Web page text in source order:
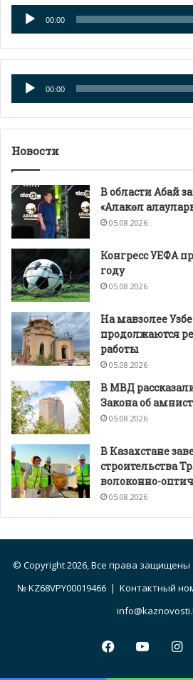
Аудиоплеер
00:00
Аудиоплеер
00:00
Новости
В области Абай
«Алакөл
05.08.2026
Конгресс УЕФА
году
05.08.2026
На мавзолее
продолжаются
работы
05.08.2026
В МВД
Закона об
05.08.2026
В Казахстане
строительства
волоконно-
05.08.2026
© Copyright 2026, Все права
№ KZ68VPY00019466 | Контактный
Facebook